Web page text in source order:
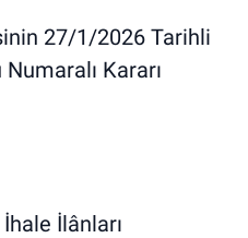
27/1/2026 Tarihli
Kararı
İlânları